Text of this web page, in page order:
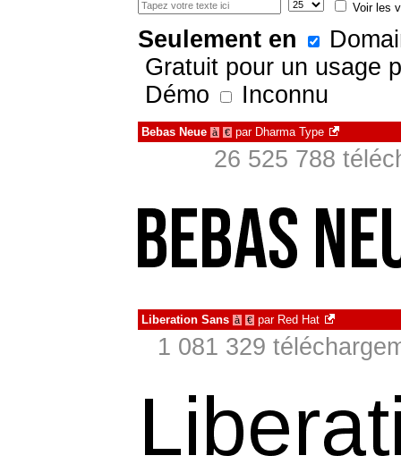
Voir les
Seulement en
Gratuit pour un usage
Démo
Inconnu
Bebas Neue à € par Dharma Type
26 525 788
Liberation Sans à € par Red Hat
1 081 329